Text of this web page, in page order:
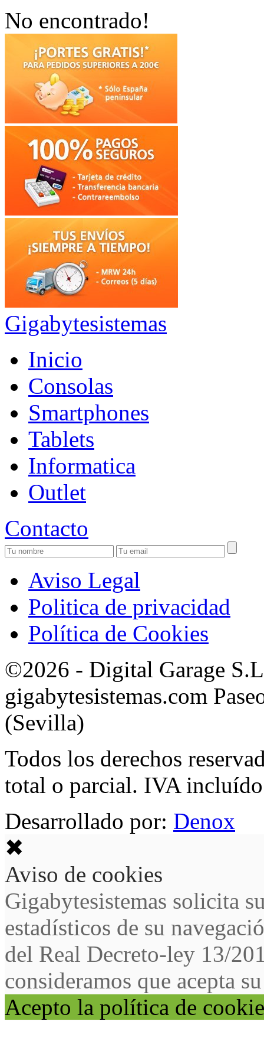
No encontrado!
Gigabytesistemas
Inicio
Consolas
Smartphones
Tablets
Informatica
Outlet
Contacto
Aviso Legal
Politica de privacidad
Política de Cookies
©2026 - Digital Garage
gigabytesistemas.com
(Sevilla)
Todos los derechos
total o parcial. IVA
Desarrollado por: Denox
✖
Aviso de cookies
Gigabytesistemas solicita
estadísticos de su
del Real Decreto-ley 13/
consideramos que acepta
Acepto la política de